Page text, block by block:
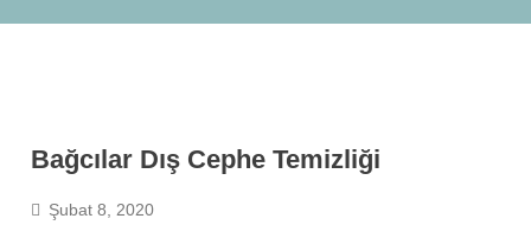
Bağcılar Dış Cephe Temizliği
Şubat 8, 2020